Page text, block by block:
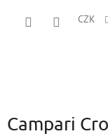
CZK
Campari